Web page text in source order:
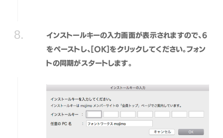
インストールキーの入力画面が表示されますので、6
をペーストし、[OK]をクリックしてください。フォン
トの同期がスタートします。